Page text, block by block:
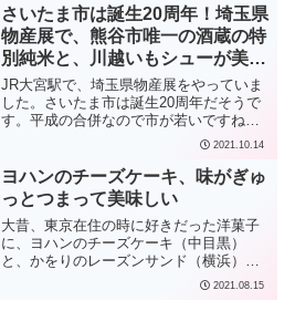
る。ということで、うちなー（沖縄）の
ソウルフードの一つとも言...
さいたま市は誕生20周年！埼玉県
物産展で、熊谷市唯一の酒蔵の特
別純米と、川越いもシューが美味
しい。いなご甘露煮！？
JR大宮駅で、埼玉県物産展をやっていま
した。さいたま市は誕生20周年だそうで
す。平成の合併なので市が若いですね。
確か那覇市は本年で市政施行100周年だっ
さんが特別純米「直実」（なおざね）を
販売していたので...
2021.10.14
ヨハンのチーズケーキ、味がぎゅ
っとつまって美味しい
大昔、東京在住の時に好きだった洋菓子
に、ヨハンのチーズケーキ（中目黒）
と、かをりのレーズンサンド（横浜）が
ありました。ヨハンのチーズケーキを久
2021.08.15